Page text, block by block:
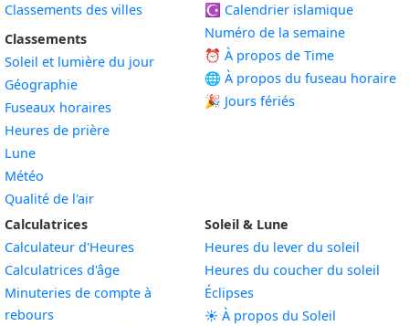
Classements des villes
Classements
Soleil et lumière du jour
Géographie
Fuseaux horaires
Heures de prière
Lune
Météo
Qualité de l'air
☪️ Calendrier islamique
Numéro de la semaine
⏰ À propos de Time
🌐 À propos du fuseau horaire
🎉 Jours fériés
Calculatrices
Calculateur d'Heures
Calculatrices d'âge
Minuteries de compte à
rebours
Soleil & Lune
Heures du lever du soleil
Heures du coucher du soleil
Éclipses
☀️ À propos du Soleil